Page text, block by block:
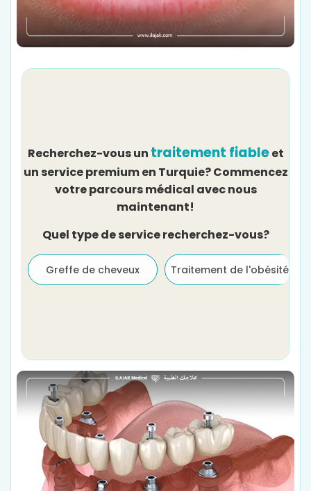
Recherchez-vous un traitement fiableet
un service premium en Turquie? Commencez
votre parcours médical avec nous
maintenant!
Quel type de service recherchez-vous?
Greffe de cheveux Traitement de l'obésité